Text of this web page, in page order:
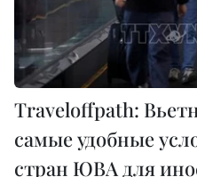
Traveloffpath:
самые удобные
стран ЮВА для